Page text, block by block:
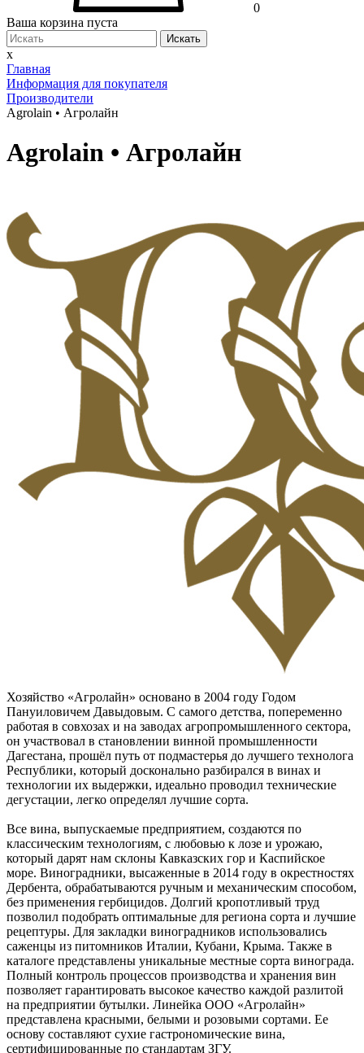
0
Ваша корзина пуста
Искать
x
Главная
Информация для покупателя
Производители
Agrolain • Агролайн
Agrolain • Агролайн
Хозяйство «Агролайн» основано в 2004 году Годом
Пануиловичем Давыдовым. С самого детства, попеременно
работая в совхозах и на заводах агропромышленного сектора,
он участвовал в становлении винной промышленности
Дагестана, прошёл путь от подмастерья до лучшего технолога
Республики, который досконально разбирался в винах и
технологии их выдержки, идеально проводил технические
дегустации, легко определял лучшие сорта.
Все вина, выпускаемые предприятием, создаются по
классическим технологиям, с любовью к лозе и урожаю,
который дарят нам склоны Кавказских гор и Каспийское
море. Виноградники, высаженные в 2014 году в окрестностях
Дербента, обрабатываются ручным и механическим способом,
без применения гербицидов. Долгий кропотливый труд
позволил подобрать оптимальные для региона сорта и лучшие
рецептуры. Для закладки виноградников использовались
саженцы из питомников Италии, Кубани, Крыма. Также в
каталоге представлены уникальные местные сорта винограда.
Полный контроль процессов производства и хранения вин
позволяет гарантировать высокое качество каждой разлитой
на предприятии бутылки. Линейка ООО «Агролайн»
представлена красными, белыми и розовыми сортами. Ее
основу составляют сухие гастрономические вина,
сертифицированные по стандартам ЗГУ.